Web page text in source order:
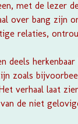
met de lezer
over bang zijn
relaties,
deels
zoals
verhaal laat
de niet